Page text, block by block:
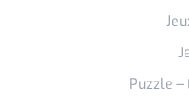
Puzzle